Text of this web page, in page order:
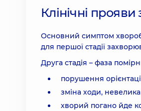
Клінічні
Основний симптом
для першої стадії
Друга стадія – фаза
порушення
зміна ходи,
хворий погано йде